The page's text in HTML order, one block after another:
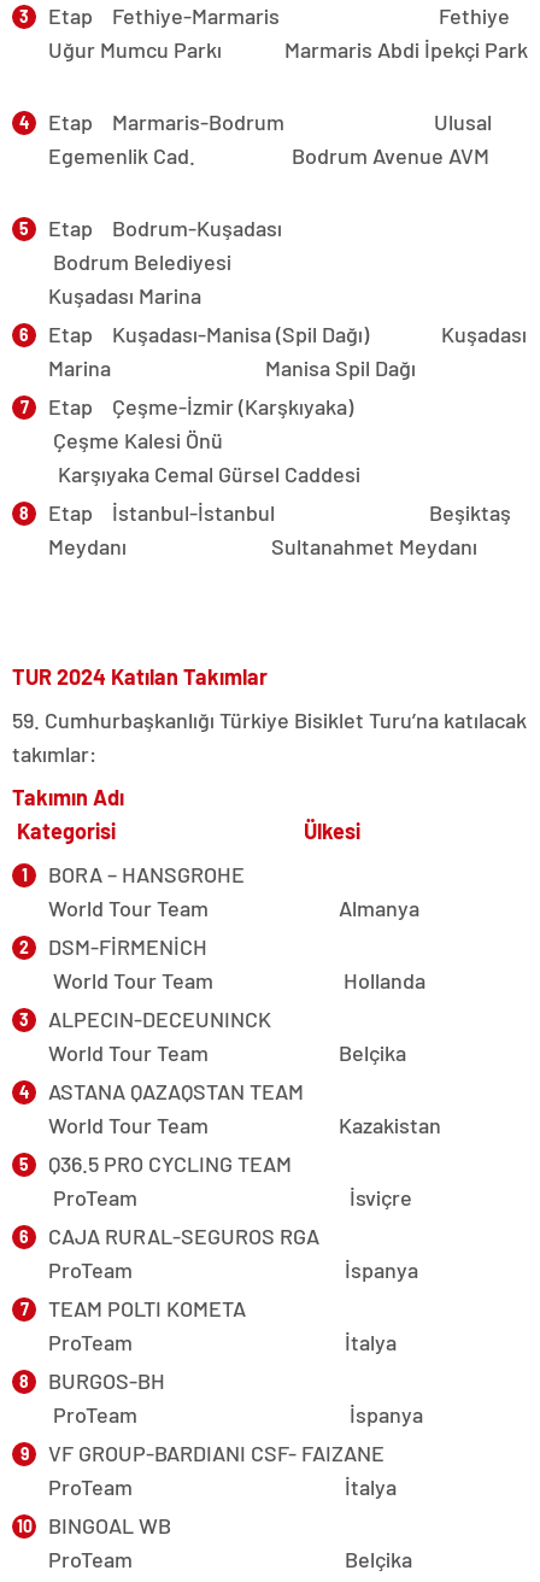
Etap Fethiye-Marmaris Fethiye
Uğur Mumcu Parkı Marmaris Abdi İpekçi Park
Etap Marmaris-Bodrum Ulusal
Egemenlik Cad. Bodrum Avenue AVM
Etap Bodrum-Kuşadası
Bodrum Belediyesi
Kuşadası Marina
Etap Kuşadası-Manisa (Spil Dağı)Kuşadası
Marina Manisa Spil Dağı
Etap Çeşme-İzmir (Karşkıyaka)
Çeşme Kalesi Önü
Karşıyaka Cemal Gürsel Caddesi
Etap İstanbul-İstanbul Beşiktaş
Meydanı Sultanahmet Meydanı
TUR 2024 Katılan Takımlar
59. Cumhurbaşkanlığı Türkiye Bisiklet Turu’na katılacak
takımlar:
Takımın Adı
Kategorisi Ülkesi
BORA – HANSGROHE
World Tour Team Almanya
DSM-FİRMENİCH
World Tour Team Hollanda
ALPECIN-DECEUNINCK
World Tour Team Belçika
ASTANA QAZAQSTAN TEAM
World Tour Team Kazakistan
Q36.5 PRO CYCLING TEAM
ProTeam İsviçre
CAJA RURAL-SEGUROS RGA
ProTeam İspanya
TEAM POLTI KOMETA
ProTeam İtalya
BURGOS-BH
ProTeam İspanya
VF GROUP-BARDIANI CSF- FAIZANE
ProTeam İtalya
BINGOAL WB
ProTeam Belçika